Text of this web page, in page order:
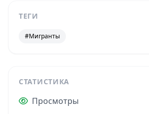
ТЕГИ
#Мигранты
СТАТИСТИКА
Просмотры